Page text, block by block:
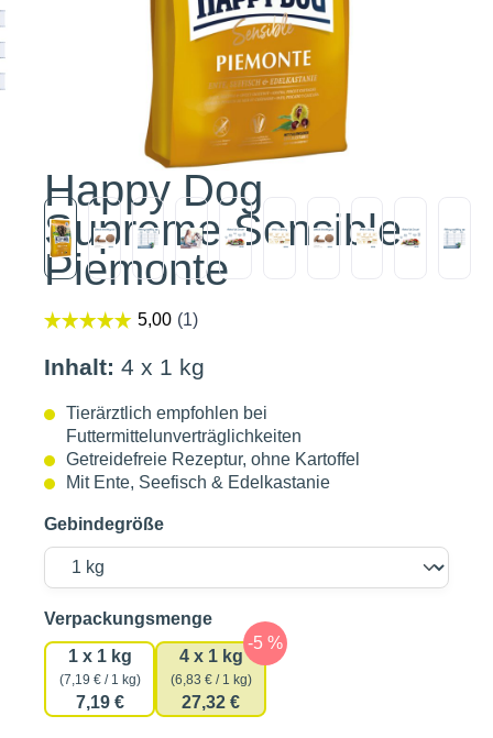
Happy Dog
Supreme Sensible
Piemonte
Inhalt: 4 x 1 kg
Tierärztlich empfohlen bei
Futtermittelunverträglichkeiten
Getreidefreie Rezeptur, ohne Kartoffel
Mit Ente, Seefisch & Edelkastanie
Gebindegröße
Verpackungsmengeauswählen
1 x 1 kg
(7,19 € / 1 kg)
7,19 €
4 x 1 kg
(6,83 € / 1 kg)
27,32 €